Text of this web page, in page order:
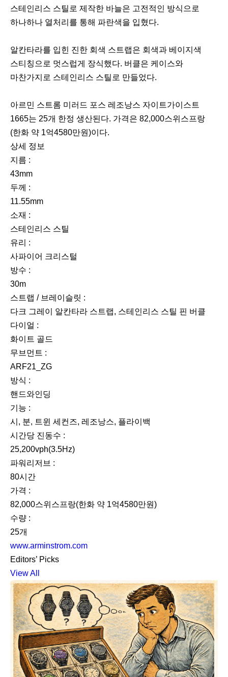
스테인리스 스틸로 제작한 바늘은 고전적인 방식으로
하나하나 열처리를 통해 파란색을 입혔다.
알칸타라를 입힌 진한 회색 스트랩은 회색과 베이지색
스티칭으로 멋스럽게 장식했다. 버클은 케이스와
마찬가지로 스테인리스 스틸로 만들었다.
아르민 스트롬 미러드 포스 레조낭스 자이트가이스트
1665는 25개 한정 생산된다. 가격은 82,000스위스프랑
(한화 약 1억4580만원)이다.
상세 정보
지름 :
43mm
두께 :
11.55mm
소재 :
스테인리스 스틸
유리 :
사파이어 크리스털
방수 :
30m
스트랩 / 브레이슬릿 :
다크 그레이 알칸타라 스트랩, 스테인리스 스틸 핀 버클
다이얼 :
화이트 골드
무브먼트 :
ARF21_ZG
방식 :
핸드와인딩
기능 :
시, 분, 트윈 세컨즈, 레조낭스, 플라이백
시간당 진동수 :
25,200vph(3.5Hz)
파워리저브 :
80시간
가격 :
82,000스위스프랑(한화 약 1억4580만원)
수량 :
25개
www.arminstrom.com
Editors’ Picks
View All